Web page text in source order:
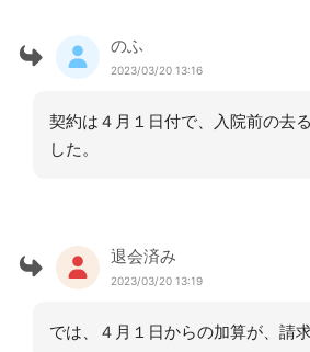
のふ
2023/03/20 13:16
契約は４月１日付で、入院前の去
した。
退会済み
2023/03/20 13:19
では、４月１日からの加算が、請